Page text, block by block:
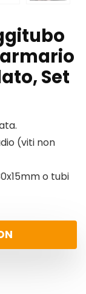
Set
(viti non
o tubi